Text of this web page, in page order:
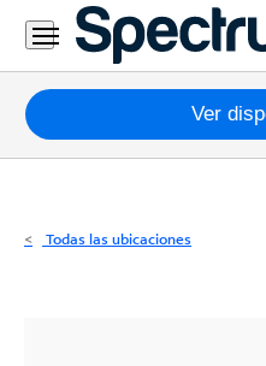
Residencial
Business
Paquetes
Internet
Ver
Todas las ubicaciones